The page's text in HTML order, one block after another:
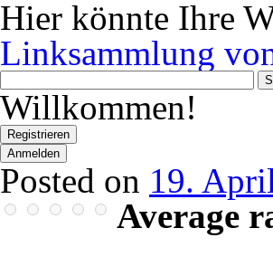
Hier könnte Ihre
Linksammlung
Wonach
suchen
Sie?
Willkommen!
Registrieren
Anmelden
Posted on 19.
Average